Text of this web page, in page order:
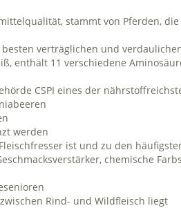
stammt von Pferden,
verträglichen und
enthält 11 verschiedene
CSPI eines der
werden
ist und zu den
chemische
Rind- und Wildfleisch liegt